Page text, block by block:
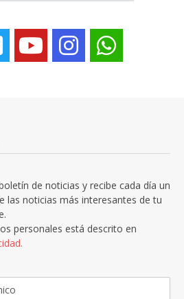
de noticias y recibe cada día un
las noticias más interesantes de tu
personales está descrito en